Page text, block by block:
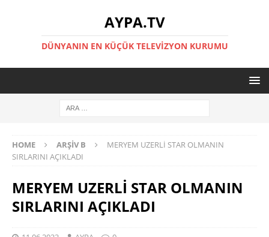
AYPA.TV
DÜNYANIN EN KÜÇÜK TELEVIZYON KURUMU
HOME ARŞIV B
MERYEM UZERLİ STAR OLMANIN
SIRLARINI AÇIKLADI
MERYEM UZERLİ STAR OLMANIN
SIRLARINI AÇIKLADI